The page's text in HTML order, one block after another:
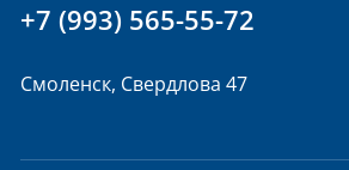
+7 (993) 565-55-72
Смоленск, Свердлова 47